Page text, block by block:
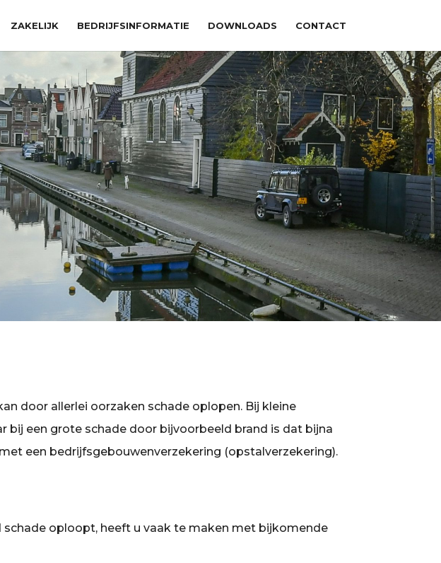
ZAKELIJK BEDRIJFSINFORMATIE DOWNLOADS CONTACT
door allerlei oorzaken schade oplopen. Bij kleine
een grote schade door bijvoorbeeld brand is dat bijna
een bedrijfsgebouwenverzekering (opstalverzekering).
schade oploopt, heeft u vaak te maken met bijkomende